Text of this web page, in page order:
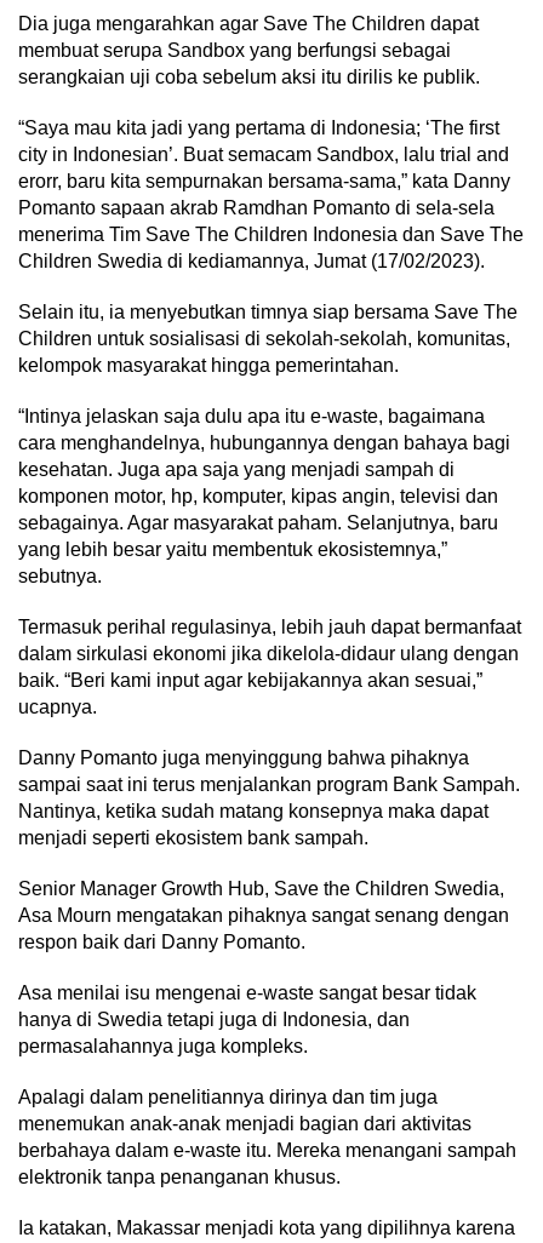
Dia juga mengarahkan agar Save The Children dapat
membuat serupa Sandbox yang berfungsi sebagai
serangkaian uji coba sebelum aksi itu dirilis ke publik.
“Saya mau kita jadi yang pertama di Indonesia; ‘The first
city in Indonesian’. Buat semacam Sandbox, lalu trial and
erorr, baru kita sempurnakan bersama-sama,” kata Danny
Pomanto sapaan akrab Ramdhan Pomanto di sela-sela
menerima Tim Save The Children Indonesia dan Save The
Children Swedia di kediamannya, Jumat (17/02/2023).
Selain itu, ia menyebutkan timnya siap bersama Save The
Children untuk sosialisasi di sekolah-sekolah, komunitas,
kelompok masyarakat hingga pemerintahan.
“Intinya jelaskan saja dulu apa itu e-waste, bagaimana
cara menghandelnya, hubungannya dengan bahaya bagi
kesehatan. Juga apa saja yang menjadi sampah di
komponen motor, hp, komputer, kipas angin, televisi dan
sebagainya. Agar masyarakat paham. Selanjutnya, baru
yang lebih besar yaitu membentuk ekosistemnya,”
sebutnya.
Termasuk perihal regulasinya, lebih jauh dapat bermanfaat
dalam sirkulasi ekonomi jika dikelola-didaur ulang dengan
baik. “Beri kami input agar kebijakannya akan sesuai,”
ucapnya.
Danny Pomanto juga menyinggung bahwa pihaknya
sampai saat ini terus menjalankan program Bank Sampah.
Nantinya, ketika sudah matang konsepnya maka dapat
menjadi seperti ekosistem bank sampah.
Senior Manager Growth Hub, Save the Children Swedia,
Asa Mourn mengatakan pihaknya sangat senang dengan
respon baik dari Danny Pomanto.
Asa menilai isu mengenai e-waste sangat besar tidak
hanya di Swedia tetapi juga di Indonesia, dan
permasalahannya juga kompleks.
Apalagi dalam penelitiannya dirinya dan tim juga
menemukan anak-anak menjadi bagian dari aktivitas
berbahaya dalam e-waste itu. Mereka menangani sampah
elektronik tanpa penanganan khusus.
Ia katakan, Makassar menjadi kota yang dipilihnya karena